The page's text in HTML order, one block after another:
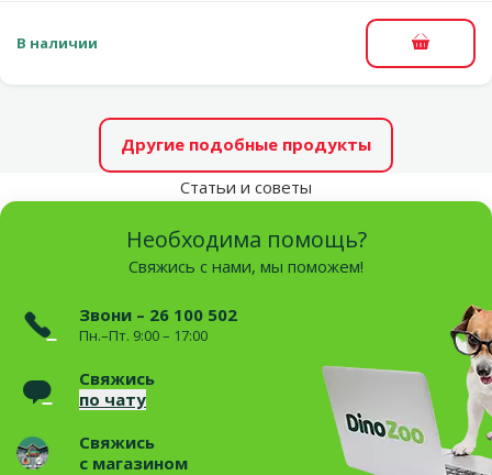
В наличии В
Другие подобные продукты
Статьи и советы
Необходима помощь?
Свяжись с нами, мы поможем!
Звони – 26 100 502
Пн.–Пт. 9:00 – 17:00
Свяжись
по чату
Свяжись
с магазином